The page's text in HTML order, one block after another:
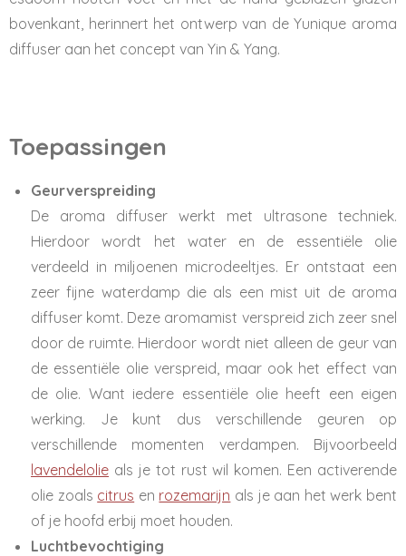
bovenkant, herinnert het ontwerp van de Yunique aroma
diffuser aan het concept van Yin & Yang.
Toepassingen
Geurverspreiding
De aroma diffuser werkt met ultrasone techniek.
Hierdoor wordt het water en de essentiële olie
verdeeld in miljoenen microdeeltjes. Er ontstaat een
zeer fijne waterdamp die als een mist uit de aroma
diffuser komt. Deze aromamist verspreid zich zeer snel
door de ruimte. Hierdoor wordt niet alleen de geur van
de essentiële olie verspreid, maar ook het effect van
de olie. Want iedere essentiële olie heeft een eigen
werking. Je kunt dus verschillende geuren op
verschillende momenten verdampen. Bijvoorbeeld
lavendelolie als je tot rust wil komen. Een activerende
olie zoals citrus en rozemarijn als je aan het werk bent
of je hoofd erbij moet houden.
Luchtbevochtiging